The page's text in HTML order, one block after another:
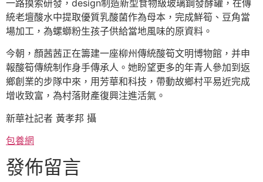
一路摸索研發，design制造新型食物級玻璃鋼發酵罐，在傳
統老壇酸水中提取優質乳酸菌作為母本，完成鮮筍、豆角當
場加工，為螺螄粉生孩子供給當地風味的原資料。
今朝，顏茜茜正在籌建一座柳州傳統酸筍文明博物館，并申
報酸筍傳統制作身手傳承人。她盼望更多的年青人參加到返
鄉創業的步隊中來，用芳華和科技，帶動故鄉村平易近完成
增收致富，為村落財產復興注進活氣。
新華社記者 黃孝邦 攝
包養網
發佈留言